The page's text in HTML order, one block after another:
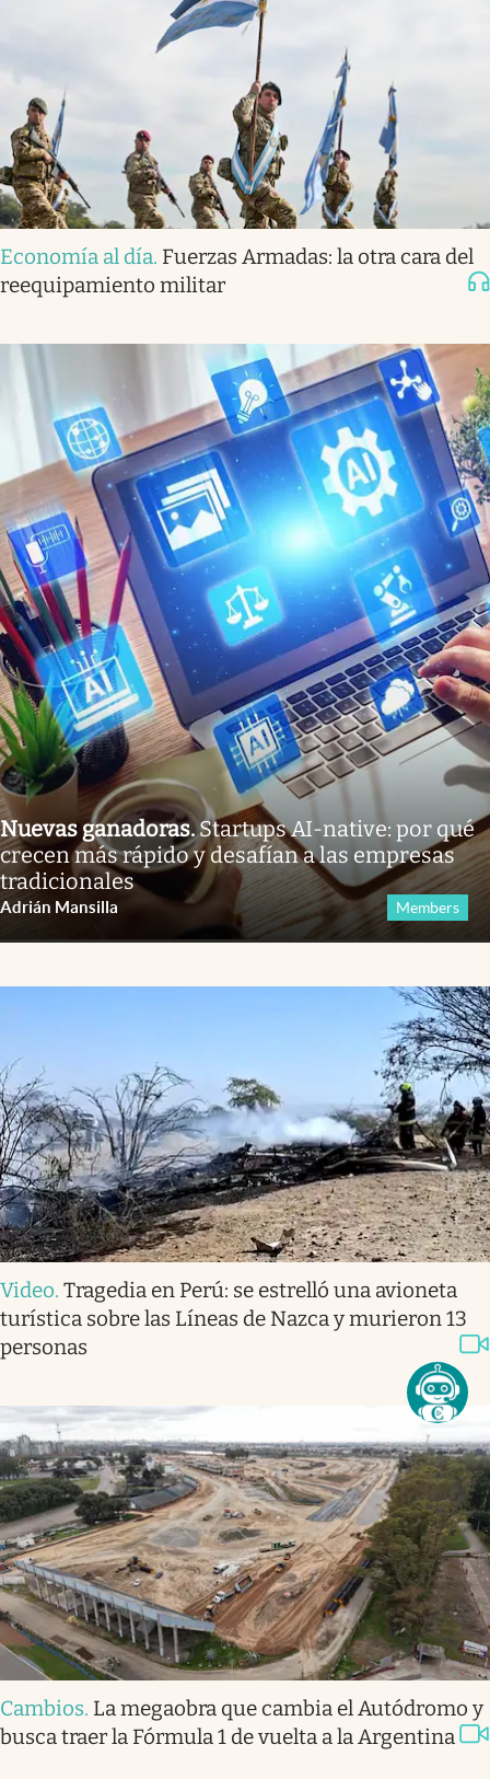
Economía al día. Fuerzas Armadas: la otra cara del
reequipamiento militar
Nuevas ganadoras.Startups AI-native: por qué
crecen más rápido y desafían a las empresas
tradicionales
Adrián Mansilla Members
Video. Tragedia en Perú: se estrelló una avioneta
turística sobre las Líneas de Nazca y murieron 13
personas
Cambios. La megaobra que cambia el Autódromo y
busca traer la Fórmula 1 de vuelta a la Argentina